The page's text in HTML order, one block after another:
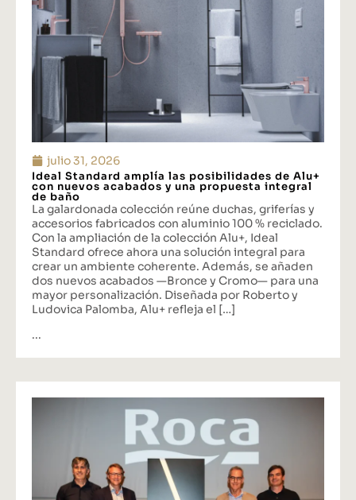
julio 31, 2026
Ideal Standard amplía las posibilidades de Alu+
con nuevos acabados y una propuesta integral
de baño
La galardonada colección reúne duchas, griferías y
accesorios fabricados con aluminio 100 % reciclado.
Con la ampliación de la colección Alu+, Ideal
Standard ofrece ahora una solución integral para
crear un ambiente coherente. Además, se añaden
dos nuevos acabados —Bronce y Cromo— para una
mayor personalización. Diseñada por Roberto y
Ludovica Palomba, Alu+ refleja el […]
...